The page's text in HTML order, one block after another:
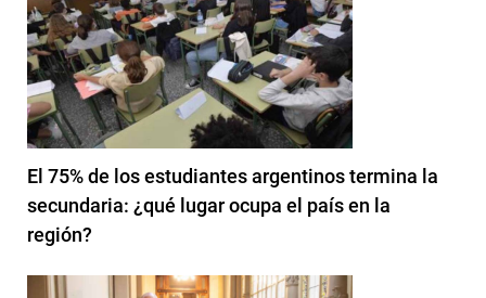
El 75% de los estudiantes argentinos termina la
secundaria: ¿qué lugar ocupa el país en la
región?